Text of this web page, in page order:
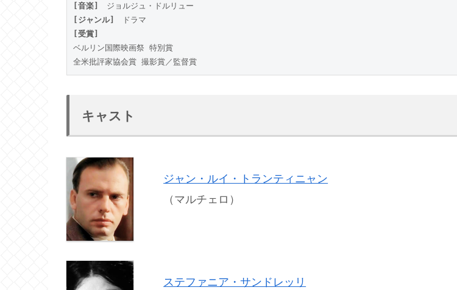
[音楽]
ジョルジュ・ドルリュー
[ジャンル]
ドラマ
[受賞]
ベルリン国際映画祭 特別賞
全米批評家協会賞 撮影賞／監督賞
キャスト
ジャン・ルイ・トランティニャン
（マルチェロ）
ステファニア・サンドレッリ